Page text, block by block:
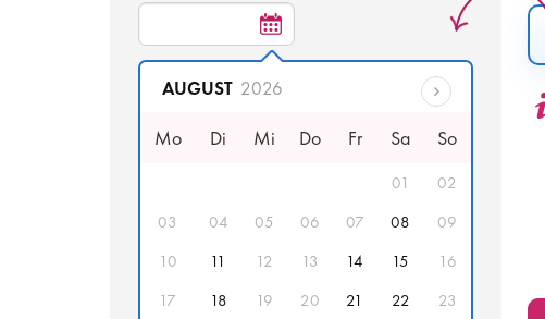
AUGUST 2026
Mo Di Mi Do Fr Sa So
01
02
03
04 05 06 07 08
09
10
11 12 13 14 15
16
17
18 19 20 21 22
23